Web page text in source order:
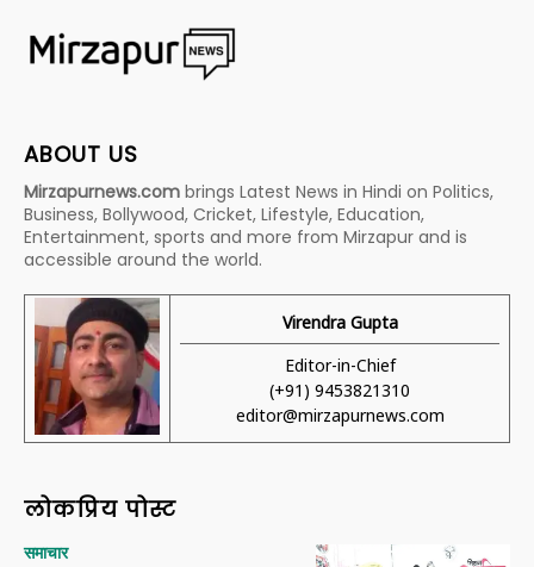
ABOUT US
Mirzapurnews.com brings Latest News in Hindi on Politics,
Business, Bollywood, Cricket, Lifestyle, Education,
Entertainment, sports and more from Mirzapur and is
accessible around the world.
Virendra Gupta
Editor-in-Chief
(+91) 9453821310
editor@mirzapurnews.com
लोकप्रिय पोस्ट
समाचार